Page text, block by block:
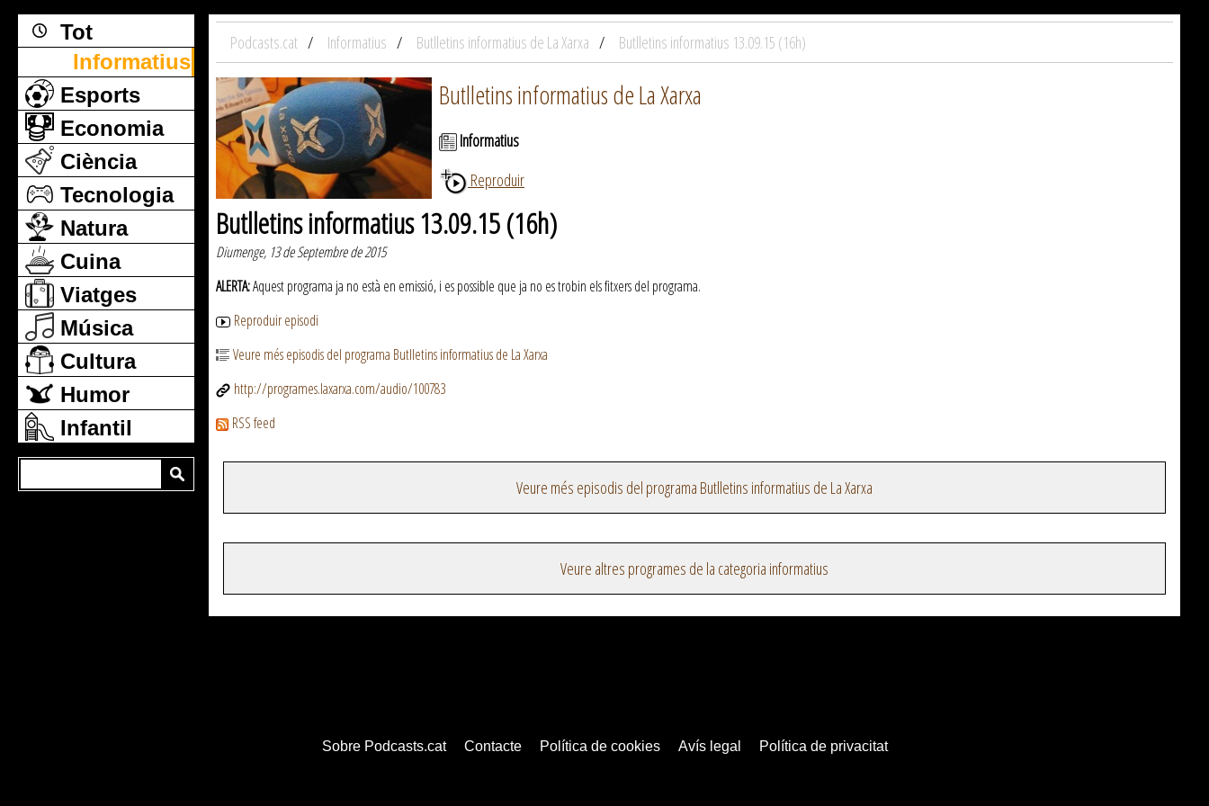
Tot
Informatius
Esports
Economia
Ciència
Tecnologia
Natura
Cuina
Viatges
Música
Cultura
Humor
Infantil
Podcasts.cat Informatius Butlletins informatius de La Xarxa Butlletins informatius 13.09.15 (16h)
Butlletins informatius de La Xarxa
Informatius
Reproduir
Butlletins informatius 13.09.15 (16h)
Diumenge, 13 de Septembre de 2015
ALERTA:Aquest programa ja no està en emissió, i es possible que ja no es trobin els fitxers del programa.
Reproduir episodi
Veure més episodis del programa Butlletins informatius de La Xarxa
http://programes.laxarxa.com/audio/100783
RSS feed
Veure més episodis del programa Butlletins informatius de La Xarxa
Veure altres programes de la categoria informatius
Sobre Podcasts.cat Contacte Política de cookies Avís legal Política de privacitat